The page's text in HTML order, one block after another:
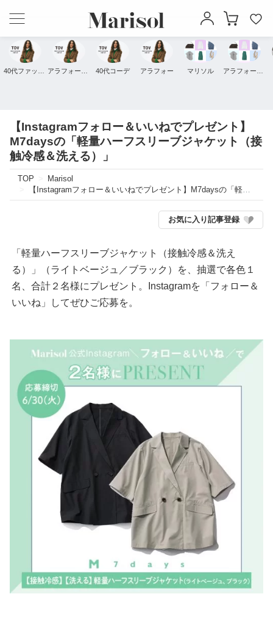
40代コーデ アラフォー マリソル
【Instagramフォロー＆いいねでプレゼント】
M7daysの「軽量ハーフスリーブジャケット（接
触冷感＆洗える）」
TOP
Marisol
【Instagramフォロー＆いいねでプレゼント】M7daysの「軽量ハーフスリーブジャケット（接触冷感＆洗える）」
お気に入り記事登録
「軽量ハーフスリーブジャケット（接触冷感＆洗え
る）」（ライトベージュ／ブラック）を、抽選で各色１
名、合計２名様にプレゼント。Instagramを「フォロー＆
いいね」してぜひご応募を。